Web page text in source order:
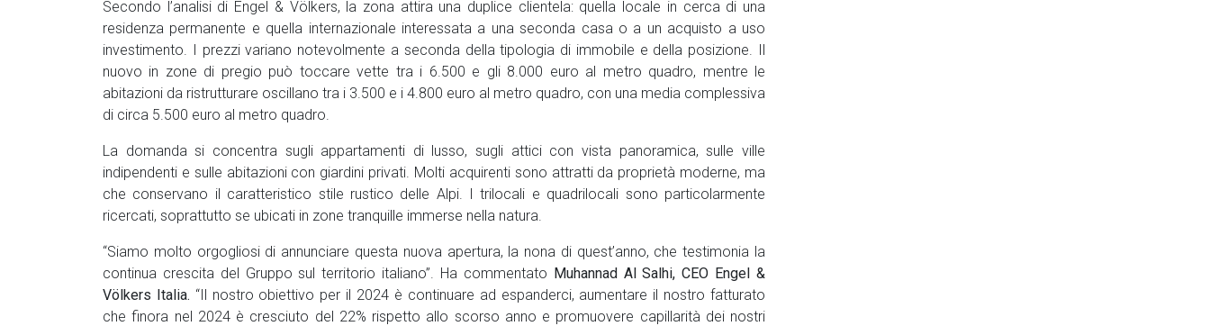
Secondo l’analisi di Engel & Völkers, la zona attira una duplice clientela: quella locale in cerca di una
residenza permanente e quella internazionale interessata a una seconda casa o a un acquisto a uso
investimento. I prezzi variano notevolmente a seconda della tipologia di immobile e della posizione. Il
nuovo in zone di pregio può toccare vette tra i 6.500 e gli 8.000 euro al metro quadro, mentre le
abitazioni da ristrutturare oscillano tra i 3.500 e i 4.800 euro al metro quadro, con una media complessiva
di circa 5.500 euro al metro quadro.
La domanda si concentra sugli appartamenti di lusso, sugli attici con vista panoramica, sulle ville
indipendenti e sulle abitazioni con giardini privati. Molti acquirenti sono attratti da proprietà moderne, ma
che conservano il caratteristico stile rustico delle Alpi. I trilocali e quadrilocali sono particolarmente
ricercati, soprattutto se ubicati in zone tranquille immerse nella natura.
“Siamo molto orgogliosi di annunciare questa nuova apertura, la nona di quest’anno, che testimonia la
continua crescita del Gruppo sul territorio italiano”. Ha commentato Muhannad Al Salhi, CEO Engel &
Völkers Italia. “Il nostro obiettivo per il 2024 è continuare ad espanderci, aumentare il nostro fatturato
che finora nel 2024 è cresciuto del 22% rispetto allo scorso anno e promuovere capillarità dei nostri